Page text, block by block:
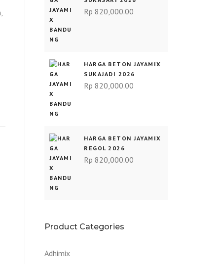
Rp 820,000.00
HARGA BETON JAYAMIX
SUKAJADI 2026
Rp 820,000.00
HARGA BETON JAYAMIX
REGOL 2026
Rp 820,000.00
Product Categories
Adhimix